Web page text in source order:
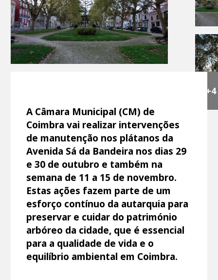
+4
A Câmara Municipal (CM) de
Coimbra vai realizar intervenções
de manutenção nos plátanos da
Avenida Sá da Bandeira nos dias 29
e 30 de outubro e também na
semana de 11 a 15 de novembro.
Estas ações fazem parte de um
esforço contínuo da autarquia para
preservar e cuidar do património
arbóreo da cidade, que é essencial
para a qualidade de vida e o
equilíbrio ambiental em Coimbra.